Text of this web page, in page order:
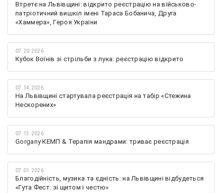
Втретє на Львівщині: відкрито реєстрацію на військово-
патріотичний вишкіл імені Тараса Бобанича, Друга
«Хаммера», Героя України
07.20.2026
Кубок Воїнів зі стрільби з лука: реєстрацію відкрито
07.14.2026
На Львівщині стартувала реєстрація на табір «Стежина
Нескорених»
07.13.2026
Gorgany КЕМП & Терапія мандрами: триває реєстрація
07.01.2026
Благодійність, музика та єдність: на Львівщині відбудеться
«Гута Фест: зі щитом і честю»